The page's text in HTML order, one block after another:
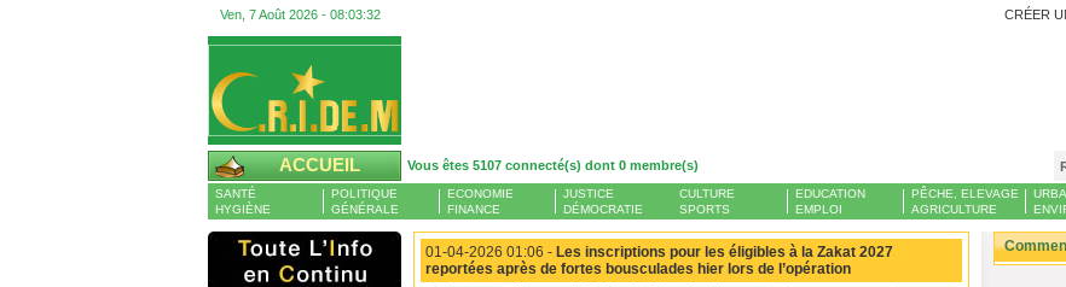
Ven, 7 Août 2026 - 08:03:33 CRÉER
ACCUEIL Vous êtes 5107 connecté(s) dont 0 membre(s)
SANTÉ
HYGIÈNE
POLITIQUE
GÉNÉRALE
ECONOMIE
FINANCE
JUSTICE
DÉMOCRATIE
CULTURE
SPORTS
EDUCATION
EMPLOI
PÊCHE, ELEVAGE
AGRICULTURE
01-04-2026 01:06 - Les inscriptions pour les éligibles à la Zakat 2027
reportées après de fortes bousculades hier lors de l’opération